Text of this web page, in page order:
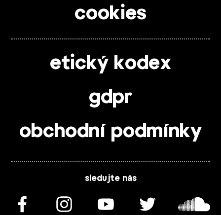
cookies
etický kodex
gdpr
obchodní podmínky
sledujte nás